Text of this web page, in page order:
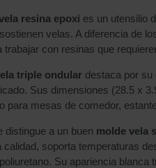
resina epoxi es un utensilio
velas. A diferencia de
trabajar con resinas que
triple ondular destaca por su
Sus dimensiones (28.5 x
para mesas de comedor,
distingue a un buen molde vela
calidad, soporta temperaturas
Su apariencia